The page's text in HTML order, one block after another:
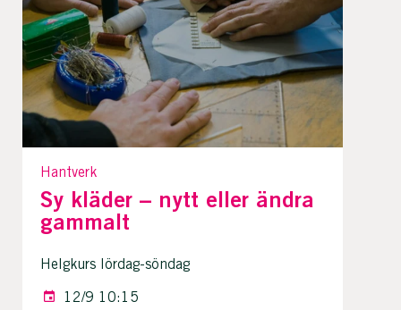
Hantverk
Sy kläder – nytt eller ändra
gammalt
Helgkurs lördag-söndag
12/9 10:15